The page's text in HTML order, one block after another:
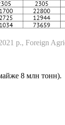
р., Foreign
8 млн тонн).